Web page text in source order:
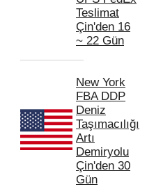
Teslimat
Çin'den 16
~ 22 Gün
New York
FBA DDP
Deniz
Taşımacılığı
Artı
Demiryolu
Çin'den 30
Gün